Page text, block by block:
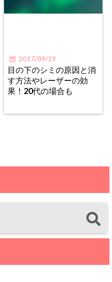
2017/09/19
目の下のシミの原因と消
す方法やレーザーの効
果！20代の場合も